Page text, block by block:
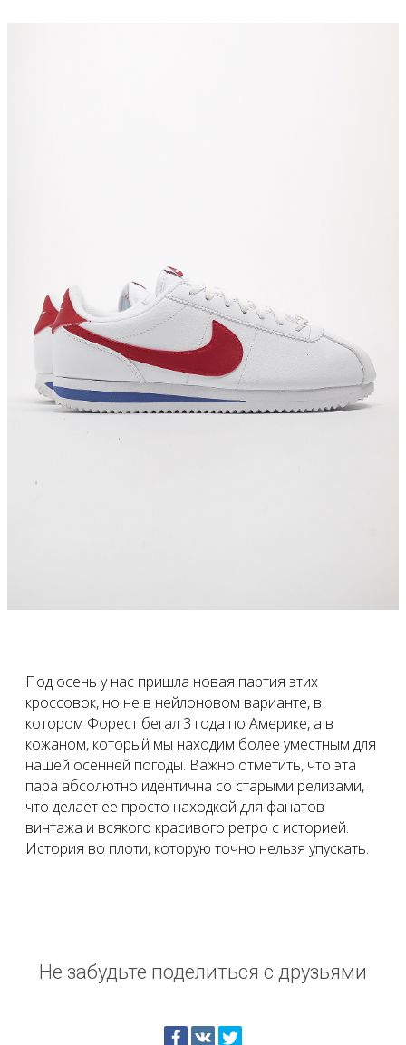
Под осень у нас пришла новая партия этих
кроссовок, но не в нейлоновом варианте, в
котором Форест бегал 3 года по Америке, а в
кожаном, который мы находим более уместным для
нашей осенней погоды. Важно отметить, что эта
пара абсолютно идентична со старыми релизами,
что делает ее просто находкой для фанатов
винтажа и всякого красивого ретро с историей.
История во плоти, которую точно нельзя упускать.
Не забудьте поделиться с друзьями